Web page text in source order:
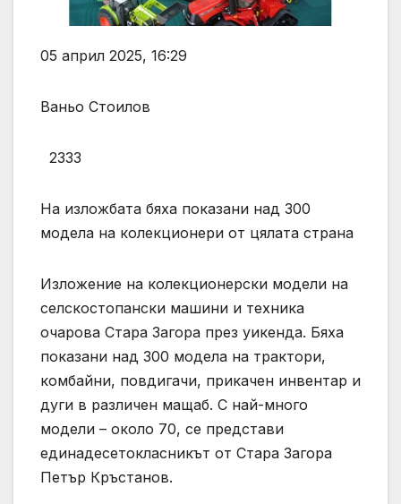
05 април 2025, 16:29
Ваньо Стоилов
2333
На изложбата бяха показани над 300
модела на колекционери от цялата страна
Изложение на колекционерски модели на
селскостопански машини и техника
очарова Стара Загора през уикенда. Бяха
показани над 300 модела на трактори,
комбайни, повдигачи, прикачен инвентар и
дуги в различен мащаб. С най-много
модели – около 70, се представи
единадесетокласникът от Стара Загора
Петър Кръстанов.